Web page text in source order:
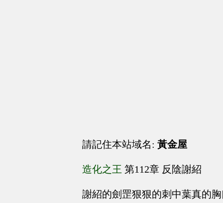
請記住本站域名: 黃金屋
造化之王 第112章 反陰謝紹
謝紹的劍罡狠狠的刺中葉真的